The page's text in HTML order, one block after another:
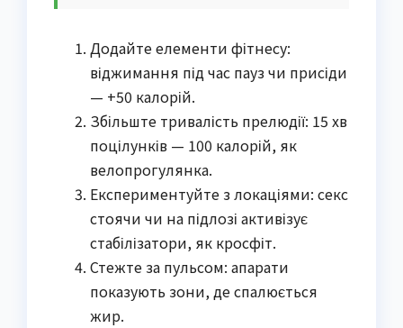
Додайте елементи фітнесу:
віджимання під час пауз чи присіди
— +50 калорій.
Збільште тривалість прелюдії: 15 хв
поцілунків — 100 калорій, як
велопрогулянка.
Експериментуйте з локаціями: секс
стоячи чи на підлозі активізує
стабілізатори, як кросфіт.
Стежте за пульсом: апарати
показують зони, де спалюється
жир.